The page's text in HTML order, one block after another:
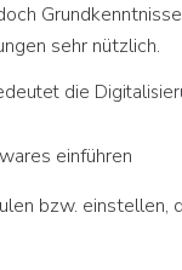
sehr nützlich.
die
einführen
bzw. einstellen,